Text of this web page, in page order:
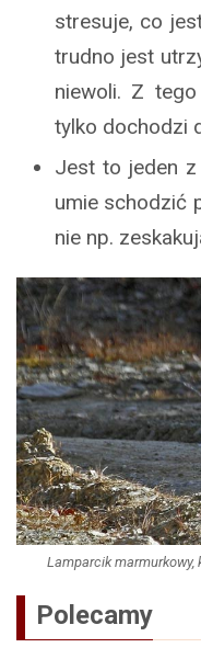
stresuje, co
trudno jest
niewoli. Z
tylko dochodzi
Jest to jeden z
umie schodzić
nie np.
Lamparcik
Polecamy